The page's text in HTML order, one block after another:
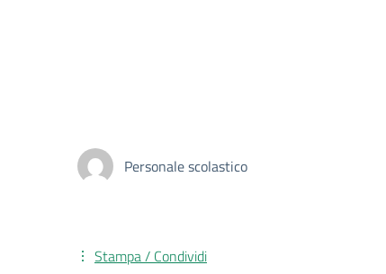
Personale scolastico
Stampa / Condividi